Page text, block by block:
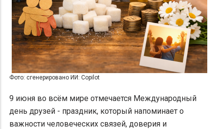
Фото: сгенерировано ИИ: Copilot
9 июня во всём мире отмечается Международный
день друзей - праздник, который напоминает о
важности человеческих связей, доверия и